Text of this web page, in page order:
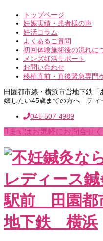
トップページ
妊娠実績・患者様の声
妊活コラム
よくあるご質問
初回体験施術後の流れに
メンズ妊活サポート
お問い合わせ
移植直前・直後緊急専門
田園都市線・横浜市営地下鉄
娠したい45歳までの方へ ティ
045-507-4989
まずはお気軽にお問合せ